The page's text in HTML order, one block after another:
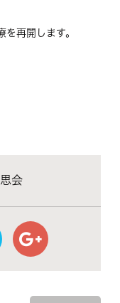
開します。
会